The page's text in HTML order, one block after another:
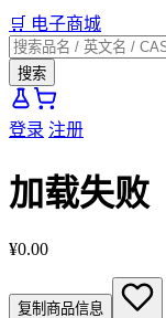
🛒 电子商城
搜索
登录 注册
加载失败
¥0.00
复制商品信息